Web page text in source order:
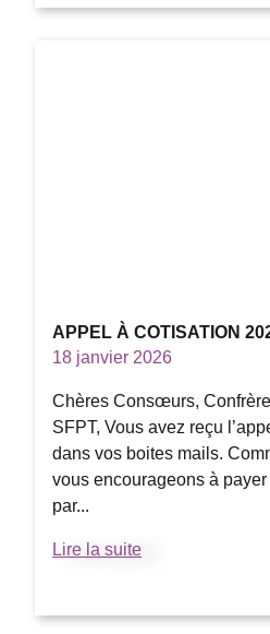
APPEL À COTISATION
18 janvier 2026
Chères Consœurs,
SFPT, Vous avez reçu
dans vos boites mails.
vous encourageons à
par...
Lire la suite